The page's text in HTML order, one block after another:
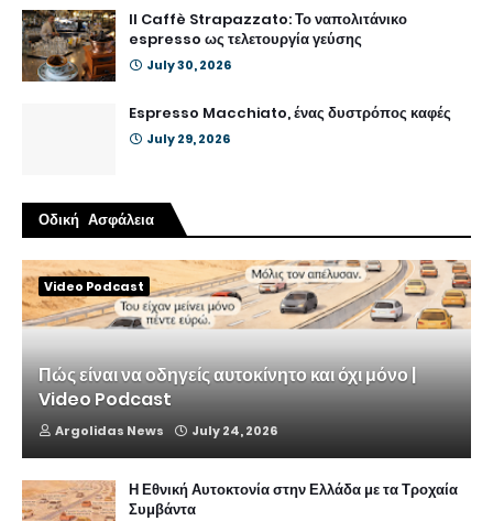
Il Caffè Strapazzato: Το ναπολιτάνικο
espresso ως τελετουργία γεύσης
July 30, 2026
Espresso Macchiato, ένας δυστρόπος καφές
July 29, 2026
Οδική Ασφάλεια
Video Podcast
Πώς είναι να οδηγείς αυτοκίνητο και όχι μόνο |
Video Podcast
Argolidas News July 24, 2026
Η Εθνική Αυτοκτονία στην Ελλάδα με τα Τροχαία
Συμβάντα